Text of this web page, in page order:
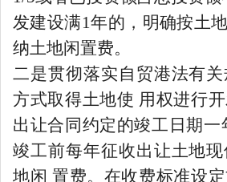
发建设满1年的，明确按土
纳土地闲置费。
二是贯彻落实自贸港法有
方式取得土地使 用权进行
出让合同约定的竣工日期一
竣工前每年征收出让土地
地闲 置费。在收费标准设